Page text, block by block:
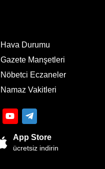
Hava Durumu
Gazete Manşetleri
Nöbetci Eczaneler
Namaz Vakitleri
App Store
ücretsiz indirin